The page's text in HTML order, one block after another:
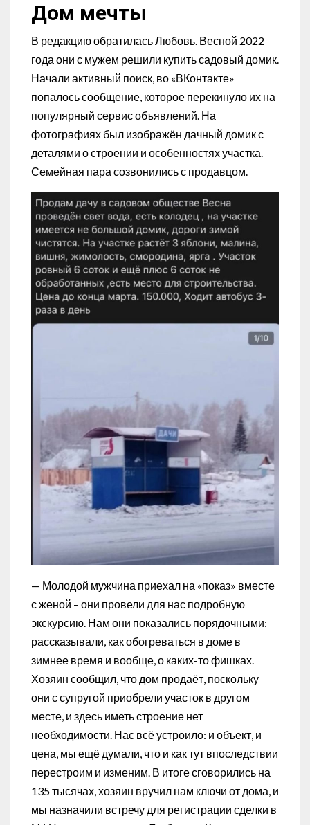
Дом мечты
В редакцию обратилась Любовь. Весной 2022
года они с мужем решили купить садовый домик.
Начали активный поиск, во «ВКонтакте»
попалось сообщение, которое перекинуло их на
популярный сервис объявлений. На
фотографиях был изображён дачный домик с
деталями о строении и особенностях участка.
Семейная пара созвонились с продавцом.
— Молодой мужчина приехал на «показ» вместе
с женой – они провели для нас подробную
экскурсию. Нам они показались порядочными:
рассказывали, как обогреваться в доме в
зимнее время и вообще, о каких-то фишках.
Хозяин сообщил, что дом продаёт, поскольку
они с супругой приобрели участок в другом
месте, и здесь иметь строение нет
необходимости. Нас всё устроило: и объект, и
цена, мы ещё думали, что и как тут впоследствии
перестроим и изменим. В итоге сговорились на
135 тысячах, хозяин вручил нам ключи от дома, и
мы назначили встречу для регистрации сделки в